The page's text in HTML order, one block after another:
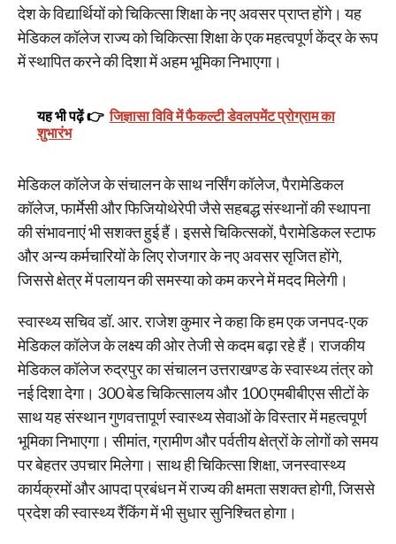
देश के विद्यार्थियों को चिकित्सा शिक्षा के नए अवसर प्राप्त होंगे। यह
मेडिकल कॉलेज राज्य को चिकित्सा शिक्षा के एक महत्वपूर्ण केंद्र के रूप
में स्थापित करने की दिशा में अहम भूमिका निभाएगा।
यह भी पढ़ें 👉 जिज्ञासा विवि में फैकल्टी डेवलपमेंट प्रोग्राम का
शुभारंभ
मेडिकल कॉलेज के संचालन के साथ नर्सिंग कॉलेज, पैरामेडिकल
कॉलेज, फार्मेसी और फिजियोथेरेपी जैसे सहबद्ध संस्थानों की स्थापना
की संभावनाएं भी सशक्त हुई हैं। इससे चिकित्सकों, पैरामेडिकल स्टाफ
और अन्य कर्मचारियों के लिए रोजगार के नए अवसर सृजित होंगे,
जिससे क्षेत्र में पलायन की समस्या को कम करने में मदद मिलेगी।
स्वास्थ्य सचिव डॉ. आर. राजेश कुमार ने कहा कि हम एक जनपद-एक
मेडिकल कॉलेज के लक्ष्य की ओर तेजी से कदम बढ़ा रहे हैं। राजकीय
मेडिकल कॉलेज रुद्रपुर का संचालन उत्तराखण्ड के स्वास्थ्य तंत्र को
नई दिशा देगा। 300 बेड चिकित्सालय और 100 एमबीबीएस सीटों के
साथ यह संस्थान गुणवत्तापूर्ण स्वास्थ्य सेवाओं के विस्तार में महत्वपूर्ण
भूमिका निभाएगा। सीमांत, ग्रामीण और पर्वतीय क्षेत्रों के लोगों को समय
पर बेहतर उपचार मिलेगा। साथ ही चिकित्सा शिक्षा, जनस्वास्थ्य
कार्यक्रमों और आपदा प्रबंधन में राज्य की क्षमता सशक्त होगी, जिससे
प्रदेश की स्वास्थ्य रैंकिंग में भी सुधार सुनिश्चित होगा।